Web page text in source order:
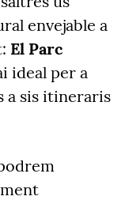
envejable a
El Parc
ideal per a
a sis itineraris